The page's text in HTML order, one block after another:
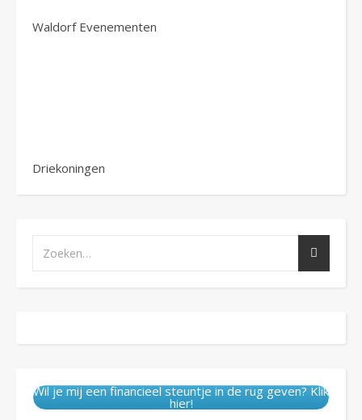
Waldorf Evenementen
Driekoningen
Wil je mij een financieel steuntje in de rug geven? Klik
hier!